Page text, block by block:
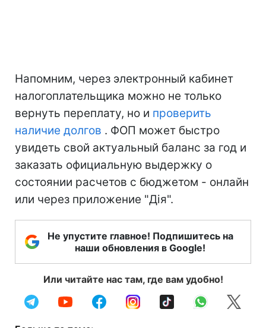
Напомним, через электронный кабинет
налогоплательщика можно не только
вернуть переплату, но и проверить
наличие долгов . ФОП может быстро
увидеть свой актуальный баланс за год и
заказать официальную выдержку о
состоянии расчетов с бюджетом - онлайн
или через приложение "Дія".
Не упустите главное! Подпишитесь на
наши обновления в Google!
Или читайте нас там, где вам удобно!